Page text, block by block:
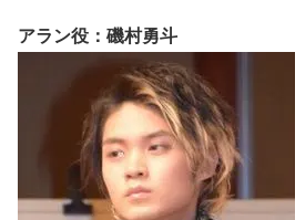
アラン役：磯村勇斗